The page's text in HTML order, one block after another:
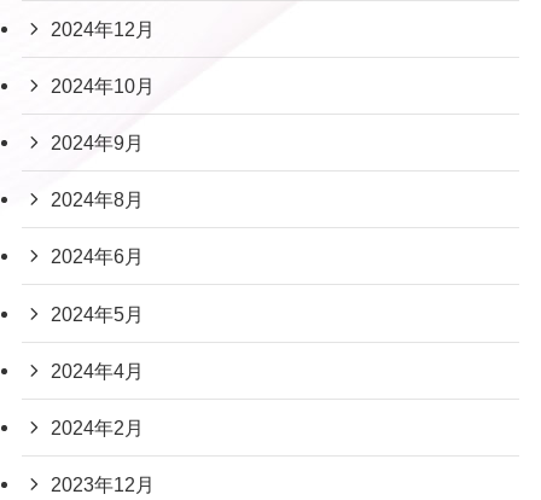
2024年12月
2024年10月
2024年9月
2024年8月
2024年6月
2024年5月
2024年4月
2024年2月
2023年12月